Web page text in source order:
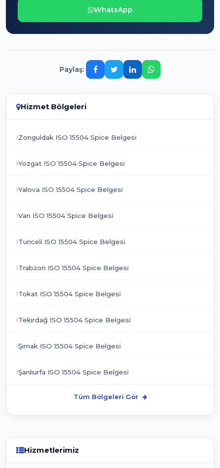
WhatsApp
Paylaş:
Hizmet Bölgeleri
Zonguldak ISO 15504 Spice Belgesi
Yozgat ISO 15504 Spice Belgesi
Yalova ISO 15504 Spice Belgesi
Van ISO 15504 Spice Belgesi
Tunceli ISO 15504 Spice Belgesi
Trabzon ISO 15504 Spice Belgesi
Tokat ISO 15504 Spice Belgesi
Tekirdağ ISO 15504 Spice Belgesi
Şırnak ISO 15504 Spice Belgesi
Şanlıurfa ISO 15504 Spice Belgesi
Tüm Bölgeleri Gör
Hizmetlerimiz